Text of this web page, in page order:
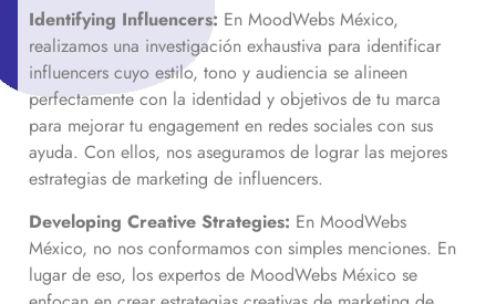
Identifying Influencers: En MoodWebs México,
realizamos una investigación exhaustiva para identificar
influencers cuyo estilo, tono y audiencia se alineen
perfectamente con la identidad y objetivos de tu marca
para mejorar tu engagement en redes sociales con sus
ayuda. Con ellos, nos aseguramos de lograr las mejores
estrategias de marketing de influencers.
Developing Creative Strategies: En MoodWebs
México, no nos conformamos con simples menciones. En
lugar de eso, los expertos de MoodWebs México se